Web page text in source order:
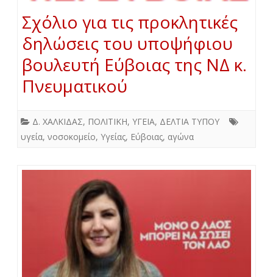
Σχόλιο για τις προκλητικές
δηλώσεις του υποψήφιου
βουλευτή Εύβοιας της ΝΔ κ.
Πνευματικού
Δ. ΧΑΛΚΙΔΑΣ, ΠΟΛΙΤΙΚΗ, ΥΓΕΙΑ, ΔΕΛΤΙΑ ΤΥΠΟΥ
υγεία, νοσοκομείο, Υγείας, Εύβοιας, αγώνα